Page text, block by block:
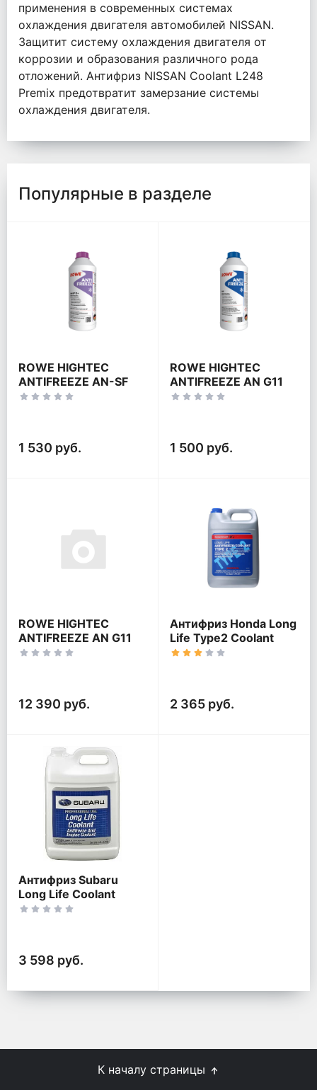
применения в современных системах
охлаждения двигателя автомобилей NISSAN.
Защитит систему охлаждения двигателя от
коррозии и образования различного рода
отложений. Антифриз NISSAN Coolant L248
Premix предотвратит замерзание системы
охлаждения двигателя.
Популярные в разделе
ROWE HIGHTEC
ANTIFREEZE AN-SF
G12+
1 530 руб.
ROWE HIGHTEC
ANTIFREEZE AN G11
1 500 руб.
ROWE HIGHTEC
ANTIFREEZE AN G11
Ready-Mix -40°C
12 390 руб.
Антифриз Honda Long
Life Type2 Coolant
50/50
2 365 руб.
Антифриз Subaru
Long Life Coolant
3 598 руб.
К началу страницы